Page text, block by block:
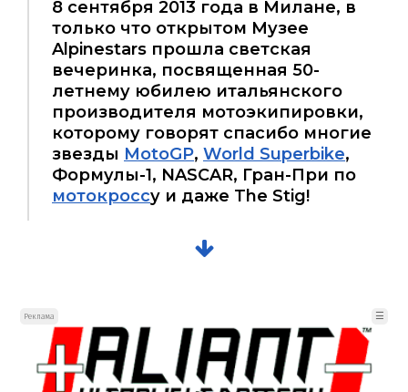
8 сентября 2013 года в Милане, в
только что открытом Музее
Alpinestars прошла светская
вечеринка, посвященная 50-
летнему юбилею итальянского
производителя мотоэкипировки,
которому говорят спасибо многие
звезды MotoGP, World Superbike,
Формулы-1, NASCAR, Гран-При по
мотокроссу и даже The Stig!
Реклама ☰